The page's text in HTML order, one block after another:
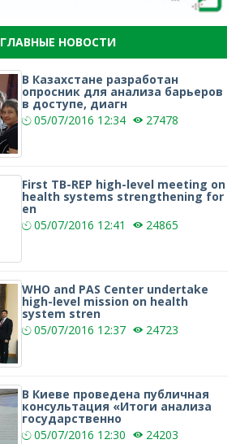
ГЛАВНЫЕ НОВОСТИ
В Казахстане разработан
опросник для анализа барьеров
в доступе, диагн
05/07/2016 12:34 27478
First TB-REP high-level meeting on
health systems strengthening for
en
05/07/2016 12:41 24865
WHO and PAS Center undertake
high-level mission on health
system stren
05/07/2016 12:37 24723
В Киеве проведена публичная
консультация «Итоги анализа
государственно
05/07/2016 12:30 24203